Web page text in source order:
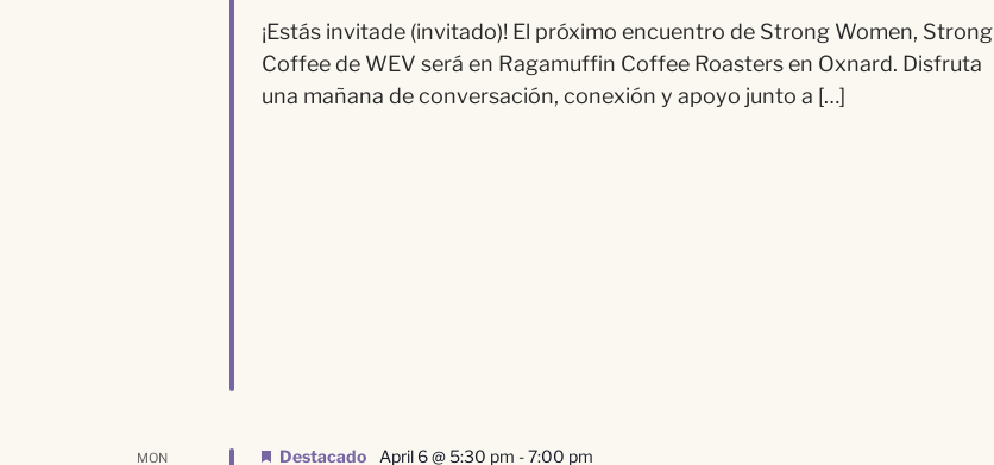
¡Estás invitade (invitado)! El próximo encuentro de Strong Women, Strong
Coffee de WEV será en Ragamuffin Coffee Roasters en Oxnard. Disfruta
una mañana de conversación, conexión y apoyo junto a […]
MON Destacado April 6 @ 5:30 pm -7:00 pm